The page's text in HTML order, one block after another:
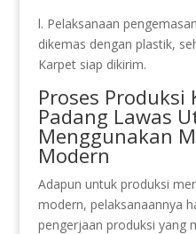
l. Pelaksanaan
dikemas dengan plastik,
Karpet siap dikirim.
Proses Produksi
Padang Lawas
Menggunakan
Modern
Adapun untuk produksi
modern, pelaksanaannya
pengerjaan produksi yang